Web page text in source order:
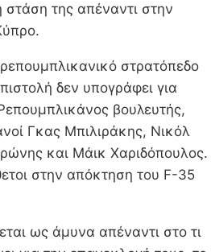
της απέναντι στην
στρατόπεδο
δεν υπογράφει για
βουλευτής,
Γκας Μπιλιράκης, Νικόλ
και Μάικ Χαριδόπουλος.
στην απόκτηση του F-35
ως άμυνα απέναντι στο τι